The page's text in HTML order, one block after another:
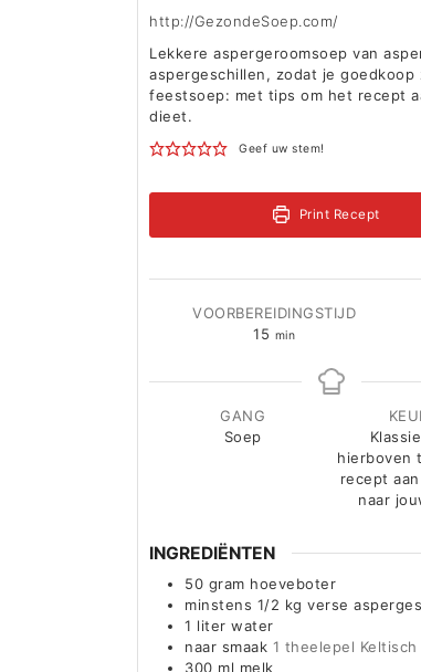
http://GezondeSoep.com/
Lekkere aspergeroomsoep van
aspergeschillen, zodat je goedkoop
feestsoep: met tips om het recept
dieet.
Geef uw stem!
Print Recept
VOORBEREIDINGSTIJD
15 minuten
min
GANG
Soep
hierboven
recept
naar
INGREDIËNTEN
50 gram hoeveboter
minstens 1/2 kg verse asperges
1 liter water
naar smaak 1 theelepel
300 ml melk